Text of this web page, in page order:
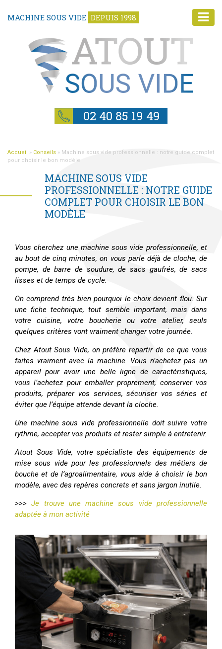
MACHINE SOUS VIDE DEPUIS 1998
02 40 85 19 49
Accueil » Conseils » Machine sous vide professionnelle : notre guide complet
pour choisir le bon modèle
MACHINE SOUS VIDE
PROFESSIONNELLE : NOTRE GUIDE
COMPLET POUR CHOISIR LE BON
MODÈLE
Vous cherchez une machine sous vide professionnelle, et
au bout de cinq minutes, on vous parle déjà de cloche, de
pompe, de barre de soudure, de sacs gaufrés, de sacs
lisses et de temps de cycle.
On comprend très bien pourquoi le choix devient flou. Sur
une fiche technique, tout semble important, mais dans
votre cuisine, votre boucherie ou votre atelier, seuls
quelques critères vont vraiment changer votre journée.
Chez Atout Sous Vide, on préfère repartir de ce que vous
faites vraiment avec la machine. Vous n’achetez pas un
appareil pour avoir une belle ligne de caractéristiques,
vous l’achetez pour emballer proprement, conserver vos
produits, préparer vos services, sécuriser vos séries et
éviter que l’équipe attende devant la cloche.
Une machine sous vide professionnelle doit suivre votre
rythme, accepter vos produits et rester simple à entretenir.
Atout Sous Vide, votre spécialiste des équipements de
mise sous vide pour les professionnels des métiers de
bouche et de l’agroalimentaire, vous aide à choisir le bon
modèle, avec des repères concrets et sans jargon inutile.
>>>Je trouve une machine sous vide professionnelle
adaptée à mon activité